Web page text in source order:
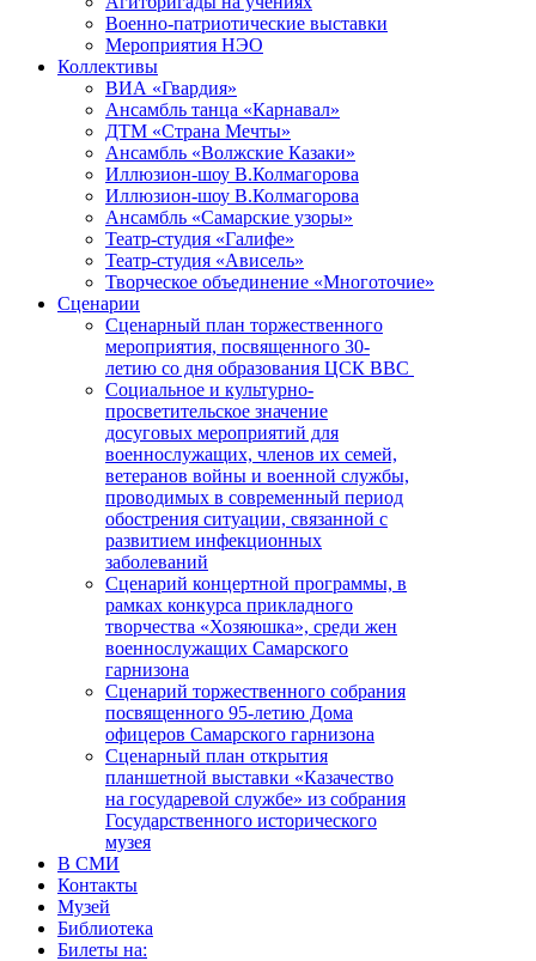
Военно-патриотические выставки
Мероприятия НЭО
Коллективы
ВИА «Гвардия»
Ансамбль танца «Карнавал»
ДТМ «Страна Мечты»
Ансамбль «Волжские Казаки»
Иллюзион-шоу В.Колмагорова
Иллюзион-шоу В.Колмагорова
Ансамбль «Самарские узоры»
Театр-студия «Галифе»
Театр-студия «Ависель»
Творческое объединение «Многоточие»
Сценарии
Сценарный план торжественного
мероприятия, посвященного 30-
летию со дня образования ЦСК ВВС
Социальное и культурно-
просветительское значение
досуговых мероприятий для
военнослужащих, членов их семей,
ветеранов войны и военной службы,
проводимых в современный период
обострения ситуации, связанной с
развитием инфекционных
заболеваний
Сценарий концертной программы, в
рамках конкурса прикладного
творчества «Хозяюшка», среди жен
военнослужащих Самарского
гарнизона
Сценарий торжественного собрания
посвященного 95-летию Дома
офицеров Самарского гарнизона
Сценарный план открытия
планшетной выставки «Казачество
на государевой службе» из собрания
Государственного исторического
музея
В СМИ
Контакты
Музей
Библиотека
Билеты на: